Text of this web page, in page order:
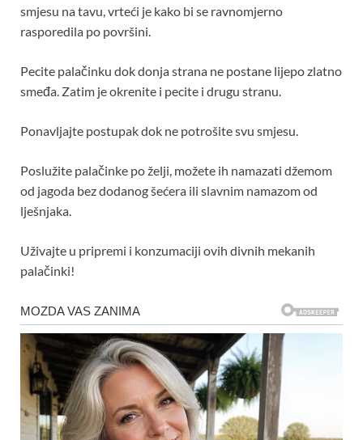
smjesu na tavu, vrteći je kako bi se ravnomjerno
rasporedila po površini.
Pecite palačinku dok donja strana ne postane lijepo zlatno
smeđa. Zatim je okrenite i pecite i drugu stranu.
Ponavljajte postupak dok ne potrošite svu smjesu.
Poslužite palačinke po želji, možete ih namazati džemom
od jagoda bez dodanog šećera ili slavnim namazom od
lješnjaka.
Uživajte u pripremi i konzumaciji ovih divnih mekanih
palačinki!